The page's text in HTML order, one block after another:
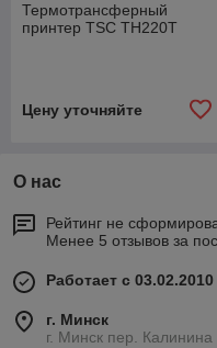
Термотрансферный
принтер TSC TH220T
Цену уточняйте
О нас
Рейтинг не
Менее 5 отзывов за
Работает с 03.02.2010
г. Минск
г. Минск пер.